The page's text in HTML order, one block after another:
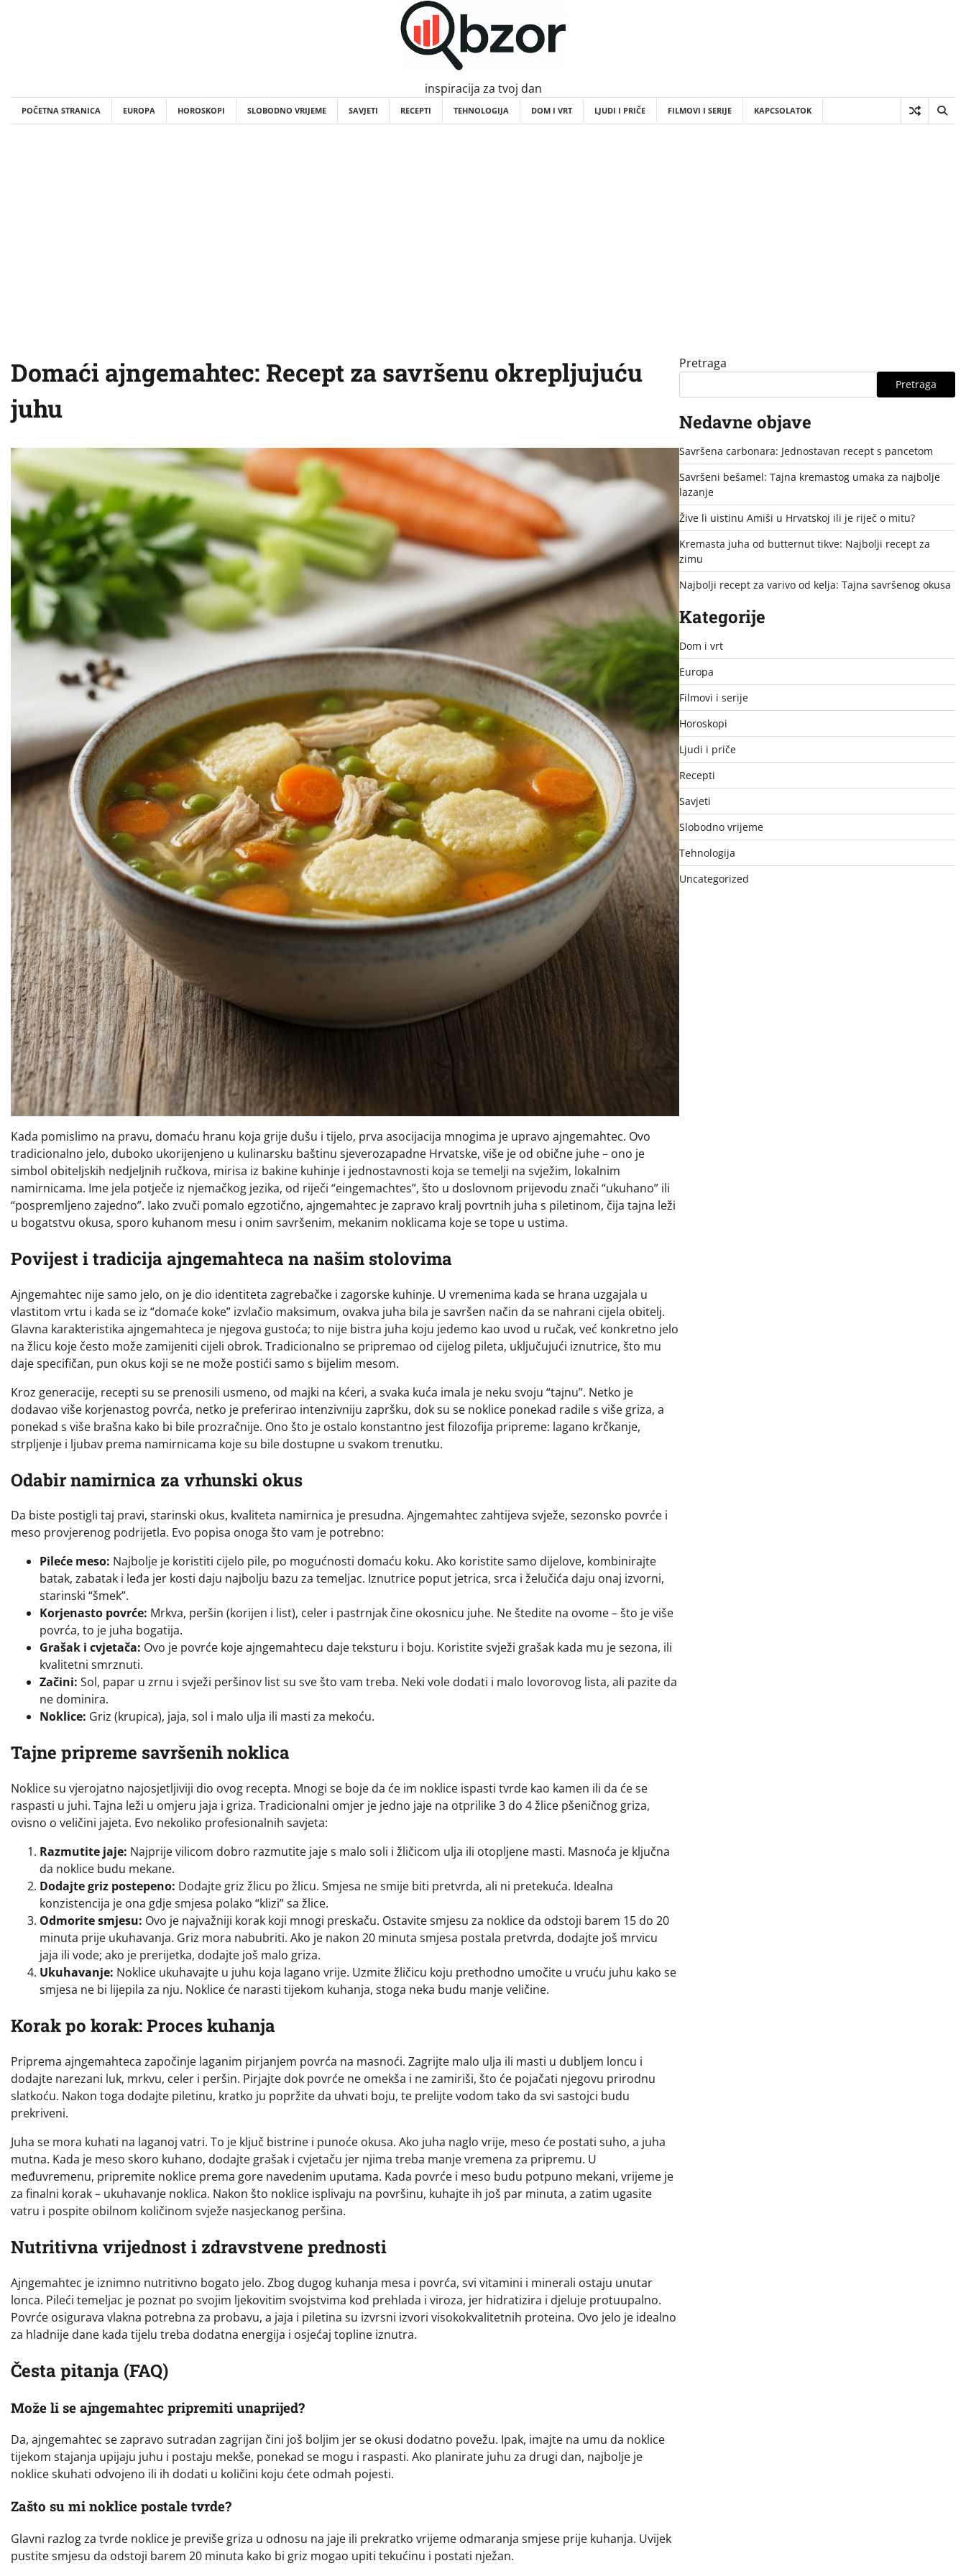
inspiracija za tvoj dan
POČETNA STRANICA EUROPA HOROSKOPI SLOBODNO VRIJEME SAVJETI RECEPTI TEHNOLOGIJA DOM I VRT LJUDI I PRIČE FILMOVI I SERIJE KAPCSOLATOK
Domaći ajngemahtec: Recept za savršenu okrepljujuću
juhu
Kada pomislimo na pravu, domaću hranu koja grije dušu i tijelo, prva asocijacija mnogima je upravo ajngemahtec. Ovo
tradicionalno jelo, duboko ukorijenjeno u kulinarsku baštinu sjeverozapadne Hrvatske, više je od obične juhe – ono je
simbol obiteljskih nedjeljnih ručkova, mirisa iz bakine kuhinje i jednostavnosti koja se temelji na svježim, lokalnim
namirnicama. Ime jela potječe iz njemačkog jezika, od riječi “eingemachtes”, što u doslovnom prijevodu znači “ukuhano” ili
“pospremljeno zajedno”. Iako zvuči pomalo egzotično, ajngemahtec je zapravo kralj povrtnih juha s piletinom, čija tajna leži
u bogatstvu okusa, sporo kuhanom mesu i onim savršenim, mekanim noklicama koje se tope u ustima.
Povijest i tradicija ajngemahteca na našim stolovima
Ajngemahtec nije samo jelo, on je dio identiteta zagrebačke i zagorske kuhinje. U vremenima kada se hrana uzgajala u
vlastitom vrtu i kada se iz “domaće koke” izvlačio maksimum, ovakva juha bila je savršen način da se nahrani cijela obitelj.
Glavna karakteristika ajngemahteca je njegova gustoća; to nije bistra juha koju jedemo kao uvod u ručak, već konkretno jelo
na žlicu koje često može zamijeniti cijeli obrok. Tradicionalno se pripremao od cijelog pileta, uključujući iznutrice, što mu
daje specifičan, pun okus koji se ne može postići samo s bijelim mesom.
Kroz generacije, recepti su se prenosili usmeno, od majki na kćeri, a svaka kuća imala je neku svoju “tajnu”. Netko je
dodavao više korjenastog povrća, netko je preferirao intenzivniju zapršku, dok su se noklice ponekad radile s više griza, a
ponekad s više brašna kako bi bile prozračnije. Ono što je ostalo konstantno jest filozofija pripreme: lagano krčkanje,
strpljenje i ljubav prema namirnicama koje su bile dostupne u svakom trenutku.
Odabir namirnica za vrhunski okus
Da biste postigli taj pravi, starinski okus, kvaliteta namirnica je presudna. Ajngemahtec zahtijeva svježe, sezonsko povrće i
meso provjerenog podrijetla. Evo popisa onoga što vam je potrebno:
Pileće meso: Najbolje je koristiti cijelo pile, po mogućnosti domaću koku. Ako koristite samo dijelove, kombinirajte
batak, zabatak i leđa jer kosti daju najbolju bazu za temeljac. Iznutrice poput jetrica, srca i želučića daju onaj izvorni,
starinski “šmek”.
Korjenasto povrće: Mrkva, peršin (korijen i list), celer i pastrnjak čine okosnicu juhe. Ne štedite na ovome – što je više
povrća, to je juha bogatija.
Grašak i cvjetača: Ovo je povrće koje ajngemahtecu daje teksturu i boju. Koristite svježi grašak kada mu je sezona, ili
kvalitetni smrznuti.
Začini: Sol, papar u zrnu i svježi peršinov list su sve što vam treba. Neki vole dodati i malo lovorovog lista, ali pazite da
ne dominira.
Noklice: Griz (krupica), jaja, sol i malo ulja ili masti za mekoću.
Tajne pripreme savršenih noklica
Noklice su vjerojatno najosjetljiviji dio ovog recepta. Mnogi se boje da će im noklice ispasti tvrde kao kamen ili da će se
raspasti u juhi. Tajna leži u omjeru jaja i griza. Tradicionalni omjer je jedno jaje na otprilike 3 do 4 žlice pšeničnog griza,
ovisno o veličini jajeta. Evo nekoliko profesionalnih savjeta:
Razmutite jaje: Najprije vilicom dobro razmutite jaje s malo soli i žličicom ulja ili otopljene masti. Masnoća je ključna
da noklice budu mekane.
Dodajte griz postepeno: Dodajte griz žlicu po žlicu. Smjesa ne smije biti pretvrda, ali ni pretekuća. Idealna
konzistencija je ona gdje smjesa polako “klizi” sa žlice.
Odmorite smjesu: Ovo je najvažniji korak koji mnogi preskaču. Ostavite smjesu za noklice da odstoji barem 15 do 20
minuta prije ukuhavanja. Griz mora nabubriti. Ako je nakon 20 minuta smjesa postala pretvrda, dodajte još mrvicu
jaja ili vode; ako je prerijetka, dodajte još malo griza.
Ukuhavanje: Noklice ukuhavajte u juhu koja lagano vrije. Uzmite žličicu koju prethodno umočite u vruću juhu kako se
smjesa ne bi lijepila za nju. Noklice će narasti tijekom kuhanja, stoga neka budu manje veličine.
Korak po korak: Proces kuhanja
Priprema ajngemahteca započinje laganim pirjanjem povrća na masnoći. Zagrijte malo ulja ili masti u dubljem loncu i
dodajte narezani luk, mrkvu, celer i peršin. Pirjajte dok povrće ne omekša i ne zamiriši, što će pojačati njegovu prirodnu
slatkoću. Nakon toga dodajte piletinu, kratko ju popržite da uhvati boju, te prelijte vodom tako da svi sastojci budu
prekriveni.
Juha se mora kuhati na laganoj vatri. To je ključ bistrine i punoće okusa. Ako juha naglo vrije, meso će postati suho, a juha
mutna. Kada je meso skoro kuhano, dodajte grašak i cvjetaču jer njima treba manje vremena za pripremu. U
međuvremenu, pripremite noklice prema gore navedenim uputama. Kada povrće i meso budu potpuno mekani, vrijeme je
za finalni korak – ukuhavanje noklica. Nakon što noklice isplivaju na površinu, kuhajte ih još par minuta, a zatim ugasite
vatru i pospite obilnom količinom svježe nasjeckanog peršina.
Nutritivna vrijednost i zdravstvene prednosti
Ajngemahtec je iznimno nutritivno bogato jelo. Zbog dugog kuhanja mesa i povrća, svi vitamini i minerali ostaju unutar
lonca. Pileći temeljac je poznat po svojim ljekovitim svojstvima kod prehlada i viroza, jer hidratizira i djeluje protuupalno.
Povrće osigurava vlakna potrebna za probavu, a jaja i piletina su izvrsni izvori visokokvalitetnih proteina. Ovo jelo je idealno
za hladnije dane kada tijelu treba dodatna energija i osjećaj topline iznutra.
Česta pitanja (FAQ)
Može li se ajngemahtec pripremiti unaprijed?
Da, ajngemahtec se zapravo sutradan zagrijan čini još boljim jer se okusi dodatno povežu. Ipak, imajte na umu da noklice
tijekom stajanja upijaju juhu i postaju mekše, ponekad se mogu i raspasti. Ako planirate juhu za drugi dan, najbolje je
noklice skuhati odvojeno ili ih dodati u količini koju ćete odmah pojesti.
Zašto su mi noklice postale tvrde?
Glavni razlog za tvrde noklice je previše griza u odnosu na jaje ili prekratko vrijeme odmaranja smjese prije kuhanja. Uvijek
pustite smjesu da odstoji barem 20 minuta kako bi griz mogao upiti tekućinu i postati nježan.
Pretraga
Pretraga
Nedavne objave
Savršena carbonara: Jednostavan recept s pancetom
Savršeni bešamel: Tajna kremastog umaka za najbolje
lazanje
Žive li uistinu Amiši u Hrvatskoj ili je riječ o mitu?
Kremasta juha od butternut tikve: Najbolji recept za
zimu
Najbolji recept za varivo od kelja: Tajna savršenog okusa
Kategorije
Dom i vrt
Europa
Filmovi i serije
Horoskopi
Ljudi i priče
Recepti
Savjeti
Slobodno vrijeme
Tehnologija
Uncategorized